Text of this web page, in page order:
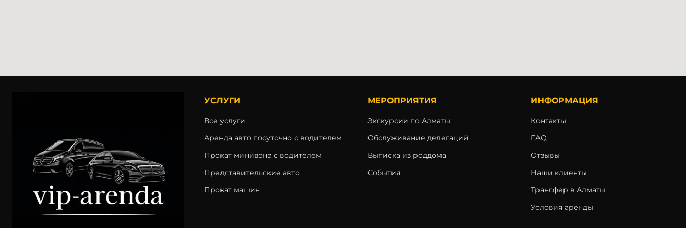
УСЛУГИ
Все услуги
Аренда авто посуточно с водителем
Прокат минивэна с водителем
Представительские авто
Прокат машин
МЕРОПРИЯТИЯ
Экскурсии по Алматы
Обслуживание делегаций
Выписка из роддома
События
ИНФОРМАЦИЯ
Контакты
FAQ
Отзывы
Наши клиенты
Трансфер в Алматы
Условия аренды